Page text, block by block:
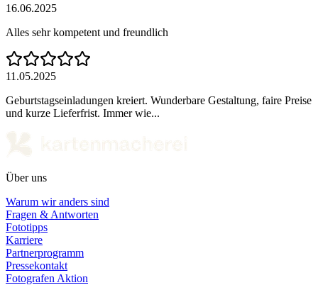
16.06.2025
Alles sehr kompetent und freundlich
11.05.2025
Geburtstagseinladungen kreiert. Wunderbare Gestaltung, faire Preise
und kurze Lieferfrist. Immer wie...
Über uns
Warum wir anders sind
Fragen & Antworten
Fototipps
Karriere
Partnerprogramm
Pressekontakt
Fotografen Aktion